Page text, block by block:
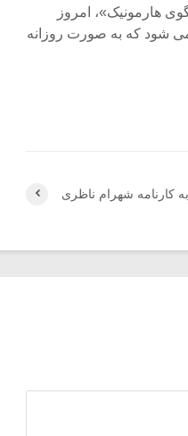
هارمونیک»، امروز
شود که به صورت روزانه
کارنامه شهرام ناظری